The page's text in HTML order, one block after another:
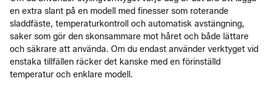
en extra slant på en modell med finesser som roterande
sladdfäste, temperaturkontroll och automatisk avstängning,
saker som gör den skonsammare mot håret och både lättare
och säkrare att använda. Om du endast använder verktyget vid
enstaka tillfällen räcker det kanske med en förinställd
temperatur och enklare modell.